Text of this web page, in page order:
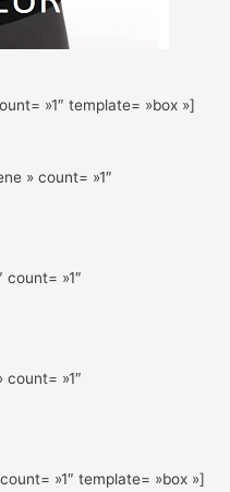
»1″ template= »box »]
» count= »1″
»1″
»1″
»1″ template= »box »]